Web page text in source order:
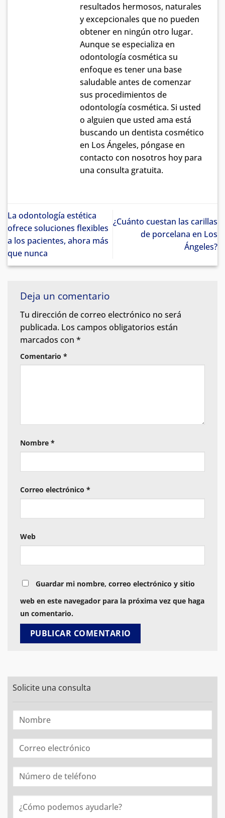
resultados hermosos, naturales
y excepcionales que no pueden
obtener en ningún otro lugar.
Aunque se especializa en
odontología cosmética su
enfoque es tener una base
saludable antes de comenzar
sus procedimientos de
odontología cosmética. Si usted
o alguien que usted ama está
buscando un dentista cosmético
en Los Ángeles, póngase en
contacto con nosotros hoy para
una consulta gratuita.
La odontología estética
ofrece soluciones flexibles
a los pacientes, ahora más
que nunca
¿Cuánto cuestan las carillas
de porcelana en Los
Ángeles?
Deja un comentario
Tu dirección de correo electrónico no será
publicada. Los campos obligatorios están
marcados con *
Comentario *
Nombre *
Correo electrónico *
Web
Guardar mi nombre, correo electrónico y sitio
web en este navegador para la próxima vez que haga
un comentario.
Solicite una consulta